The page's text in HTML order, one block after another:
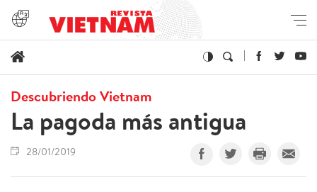
Descubriendo Vietnam
La pagoda más antigua
28/01/2019